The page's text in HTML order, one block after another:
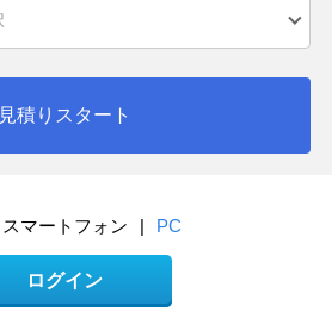
見積りスタート
スマートフォン | PC
ログイン